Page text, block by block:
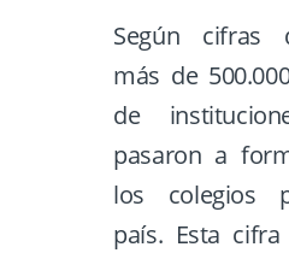
Según cifras
más de
de
pasaron a
los colegios
país. Esta